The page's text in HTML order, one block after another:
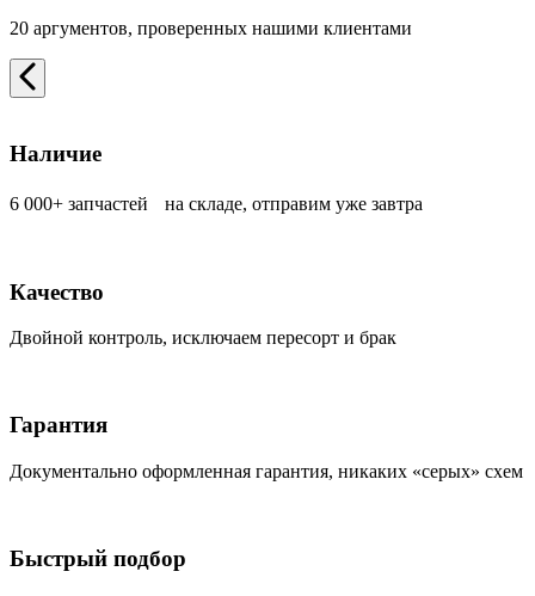
20 аргументов, проверенных нашими клиентами
Наличие
6 000+ запчастей на складе, отправим уже завтра
Качество
Двойной контроль, исключаем пересорт и брак
Гарантия
Документально оформленная гарантия, никаких «серых» схем
Быстрый подбор